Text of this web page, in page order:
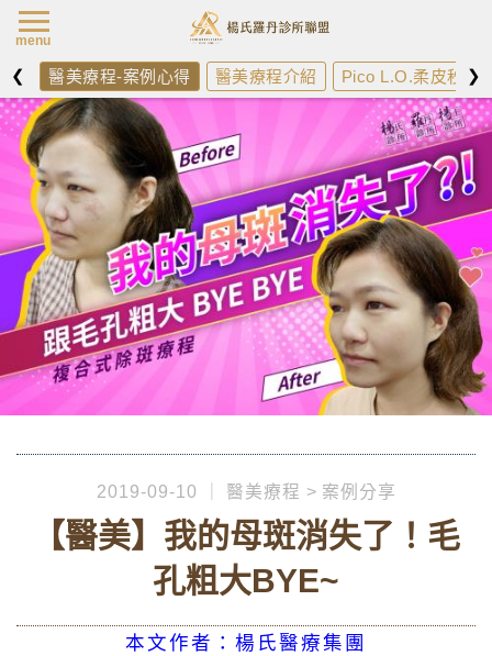
❮ 醫美療程-案例心得 醫美療程介紹 Pico L.O.柔皮秒 ❯
2019-09-10 醫美療程 案例分享
【醫美】我的母斑消失了！毛
孔粗大BYE~
本文作者：楊氏醫療集團
menu